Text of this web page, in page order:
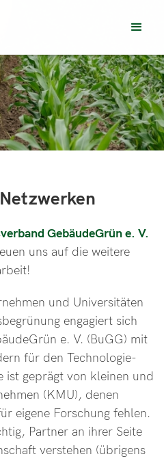
GebäudeGrün e. V.
uns auf die weitere
und Universitäten
engagiert sich
e. V. (BuGG) mit
für den Technologie-
ist geprägt von kleinen und
(KMU), denen
eigene Forschung fehlen.
Partner an ihrer Seite
verstehen (übrigens